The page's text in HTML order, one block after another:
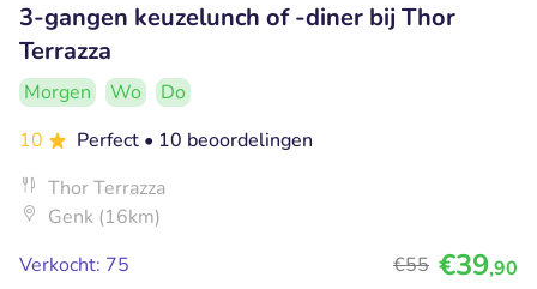
3-gangen keuzelunch of -diner bij Thor
Terrazza
Morgen Wo
Do
10
Perfect • 10 beoordelingen
Thor Terrazza
Genk (16km)
Verkocht: 75
€55 €39,90